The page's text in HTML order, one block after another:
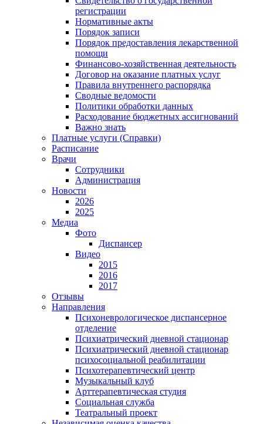
регистрации
Нормативные акты
Порядок записи
Порядок предоставления лекарственной
помощи
Финансово-хозяйственная деятельность
Договор на оказание платных услуг
Правила внутреннего распорядка
Сводные ведомости
Политики обработки данных
Расходование бюджетных ассигнований
Важно знать
Платные услуги (Справки)
Расписание
Врачи
Сотрудники
Администрация
Новости
2026
2025
Медиа
Фото
Диспансер
Видео
2015
2016
2017
Отзывы
Направления
Психоневрологическое диспансерное
отделение
Психиатрический дневной стационар
Психиатрический дневной стационар
психосоциальной реабилитации
Психотерапевтический центр
Музыкальный клуб
Арттерапевтическая студия
Социальная служба
Театральный проект